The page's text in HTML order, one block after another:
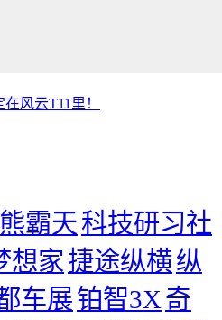
风云T11里！
熊霸天科技研习社
想家 捷途纵横纵
车展铂智3X奇